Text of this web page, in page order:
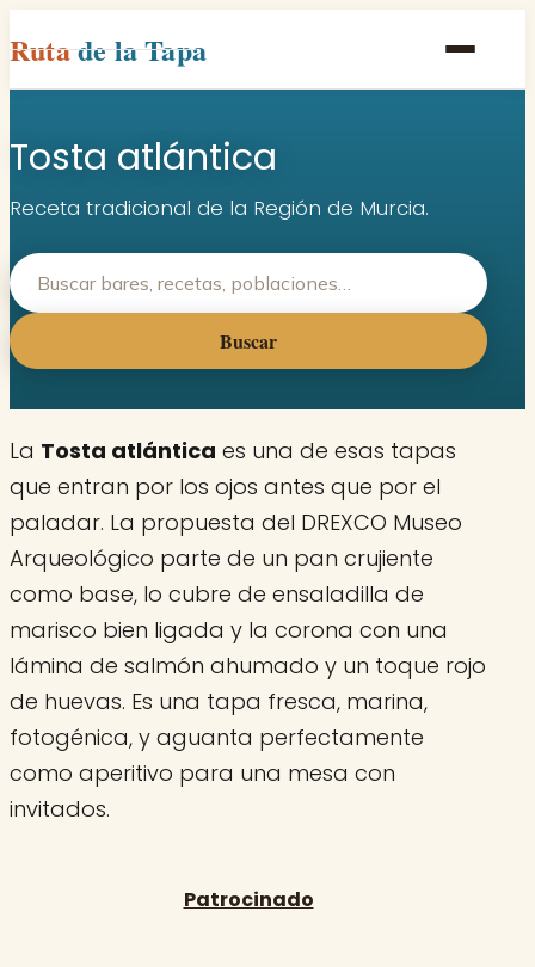
Rutade la Tapa
Inicio
Poblaciones
Rutas
Contacto
Tosta atlántica
Receta tradicional de la Región de Murcia.
Buscar
La Tosta atlántica es una de esas tapas
que entran por los ojos antes que por el
paladar. La propuesta del DREXCO Museo
Arqueológico parte de un pan crujiente
como base, lo cubre de ensaladilla de
marisco bien ligada y la corona con una
lámina de salmón ahumado y un toque rojo
de huevas. Es una tapa fresca, marina,
fotogénica, y aguanta perfectamente
como aperitivo para una mesa con
invitados.